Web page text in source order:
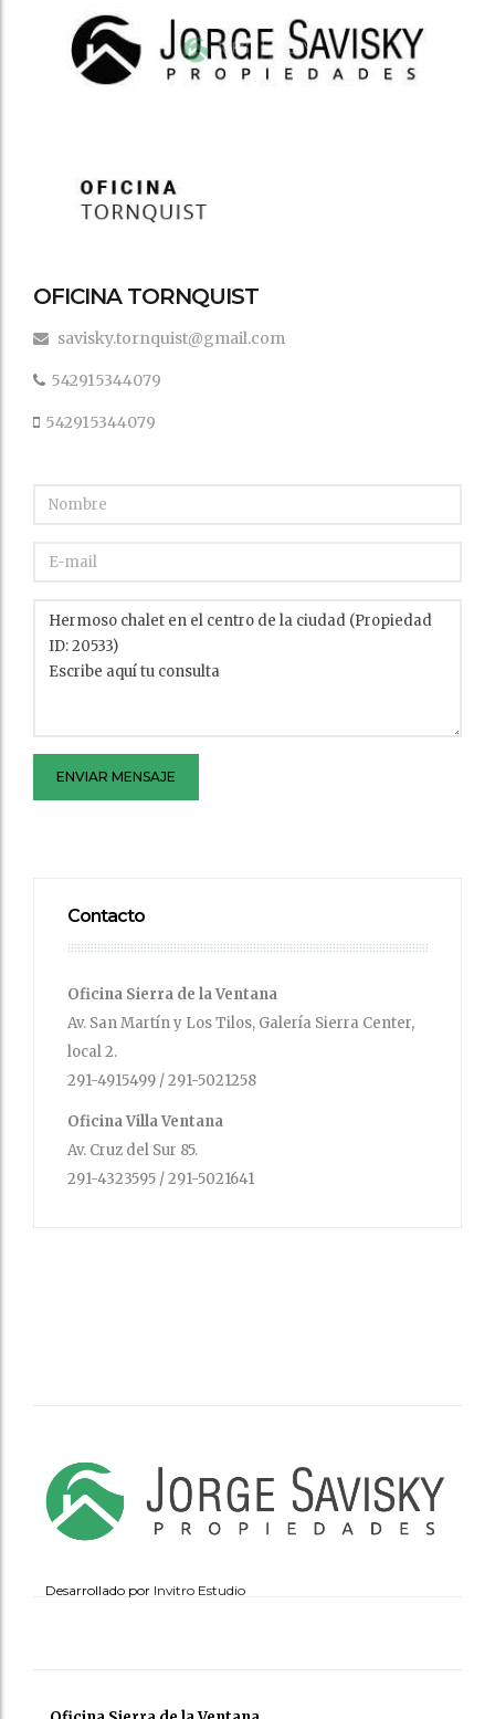
OFICINA TORNQUIST
savisky.tornquist@gmail.com
542915344079
542915344079
ENVIAR MENSAJE
Contacto
Oficina Sierra de la Ventana
Av. San Martín y Los Tilos, Galería Sierra Center,
local 2.
291-4915499 / 291-5021258
Oficina Villa Ventana
Av. Cruz del Sur 85.
291-4323595 / 291-5021641
Desarrollado por Invitro Estudio